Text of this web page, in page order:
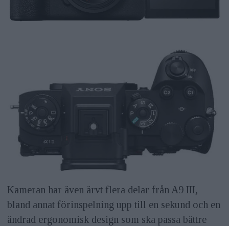
Kameran har även ärvt flera delar från A9 III,
bland annat förinspelning upp till en sekund och en
ändrad ergonomisk design som ska passa bättre